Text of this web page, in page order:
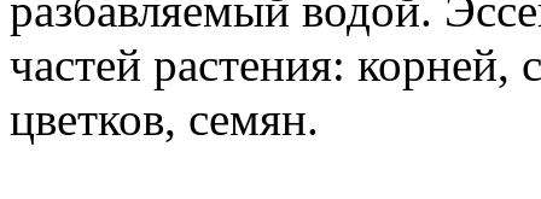
частей растения: корней,
цветков, семян.